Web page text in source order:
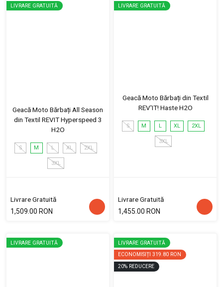
LIVRARE GRATUITĂ
Geacă Moto Bărbați All Season
din Textil REVIT Hyperspeed 3
H2O
S M L XL 2XL
3XL
Livrare Gratuită
1,509.00 RON
LIVRARE GRATUITĂ
Geacă Moto Bărbați din Textil
REV'IT! Haste H2O
S M L XL 2XL
3XL
Livrare Gratuită
1,455.00 RON
LIVRARE GRATUITĂ
LIVRARE GRATUITĂ
ECONOMISIȚI 319.80 RON
20% REDUCERE